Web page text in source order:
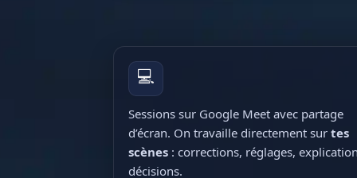
💻
Sessions sur Google Meet avec partage
d’écran. On travaille directement sur tes
scènes : corrections, réglages,
décisions.